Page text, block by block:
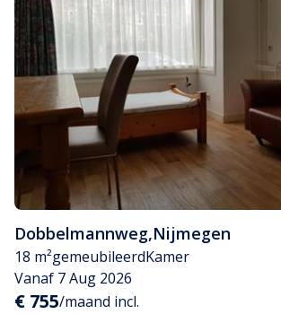
Dobbelmannweg,Nijmegen
18 m²gemeubileerdKamer
Vanaf 7 Aug 2026
€ 755/maand incl.